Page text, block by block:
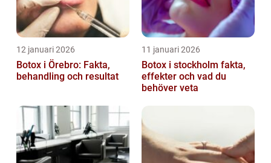
12 januari 2026
Botox i Örebro: Fakta,
behandling och resultat
11 januari 2026
Botox i stockholm fakta,
effekter och vad du
behöver veta